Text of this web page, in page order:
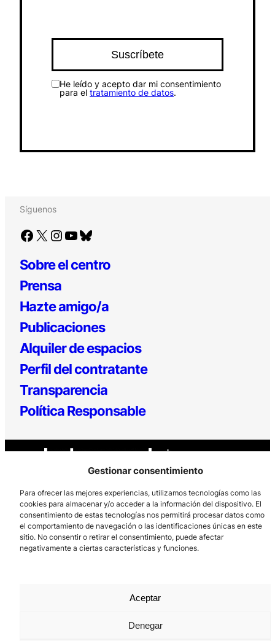
Gestionar consentimiento
Para ofrecer las mejores experiencias, utilizamos tecnologías como las
cookies para almacenar y/o acceder a la información del dispositivo. El
consentimiento de estas tecnologías nos permitirá procesar datos como
el comportamiento de navegación o las identificaciones únicas en este
sitio. No consentir o retirar el consentimiento, puede afectar
negativamente a ciertas características y funciones.
Aceptar
Denegar
He leído y acepto dar mi consentimiento
para el tratamiento de datos.
Síguenos
Facebook X Instagram YouTube Bluesky
Sobre el centro
Prensa
Hazte amigo/a
Publicaciones
Alquiler de espacios
Perfil del contratante
Transparencia
Política Responsable
Los Prados, 121 – 33203 Gijón
985 185 577 – info@laboralcentrodearte.org
Contacto